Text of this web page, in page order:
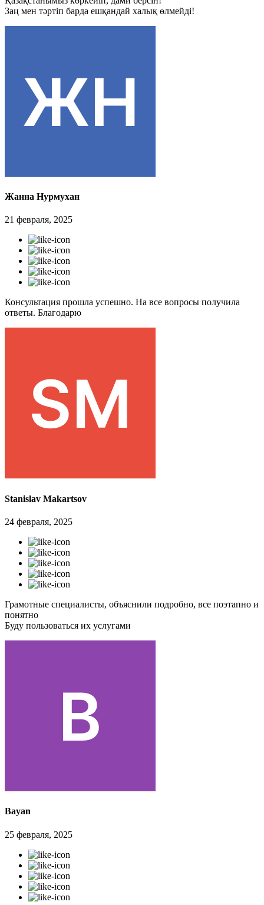
Заң мен тәртіп барда ешқандай халық өлмейді!
Жанна Нурмухан
21 февраля, 2025
Консультация прошла успешно. На все вопросы получила
ответы. Благодарю
Stanislav Makartsov
24 февраля, 2025
Грамотные специалисты, объяснили подробно, все поэтапно и
понятно
Буду пользоваться их услугами
Bayan
25 февраля, 2025